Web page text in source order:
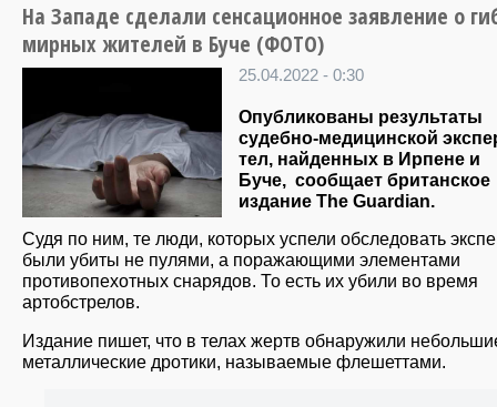
На Западе сделали сенсационное заявление о
мирных жителей в Буче (ФОТО)
25.04.2022 - 0:30
Опубликованы результаты
судебно-медицинской
тел, найденных в Ирпене и
Буче, сообщает британское
издание The Guardian.
Судя по ним, те люди, которых успели обследовать
были убиты не пулями, а поражающими элементами
противопехотных снарядов. То есть их убили во время
артобстрелов.
Издание пишет, что в телах жертв обнаружили
металлические дротики, называемые флешеттами.